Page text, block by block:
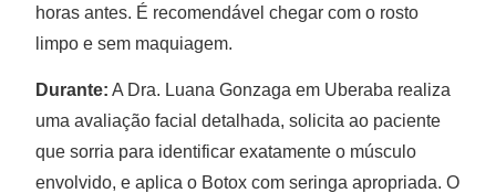
horas antes. É recomendável chegar com o rosto
limpo e sem maquiagem.
Durante: A Dra. Luana Gonzaga em Uberaba realiza
uma avaliação facial detalhada, solicita ao paciente
que sorria para identificar exatamente o músculo
envolvido, e aplica o Botox com seringa apropriada. O